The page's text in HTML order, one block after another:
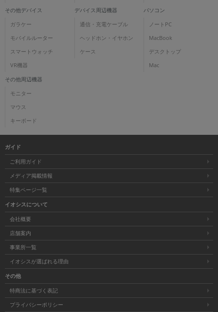
その他デバイス
ガラケー
モバイルルーター
スマートウォッチ
VR機器
デバイス周辺機器
通信・充電ケーブル
ヘッドホン・イヤホン
ケース
パソコン
ノートPC
MacBook
デスクトップ
Mac
その他周辺機器
モニター
マウス
キーボード
ガイド
ご利用ガイド
メディア掲載情報
特集ページ一覧
イオシスについて
会社概要
店舗案内
事業所一覧
イオシスが選ばれる理由
その他
特商法に基づく表記
プライバシーポリシー